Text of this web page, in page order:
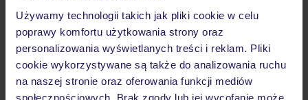
Używamy technologii takich jak pliki cookie w celu
poprawy komfortu użytkowania strony oraz
personalizowania wyświetlanych treści i reklam. Pliki
cookie wykorzystywane są także do analizowania ruchu
na naszej stronie oraz oferowania funkcji mediów
społecznościowych. Brak zgody lub jej wycofanie może
Ważne informacje